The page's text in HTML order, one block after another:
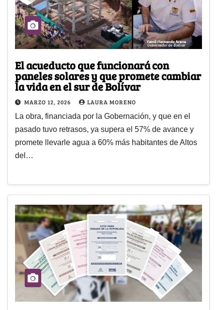
El acueducto que funcionará con
paneles solares y que promete cambiar
la vida en el sur de Bolívar
MARZO 12, 2026 LAURA MORENO
La obra, financiada por la Gobernación, y que en el
pasado tuvo retrasos, ya supera el 57% de avance y
promete llevarle agua a 60% más habitantes de Altos
del…